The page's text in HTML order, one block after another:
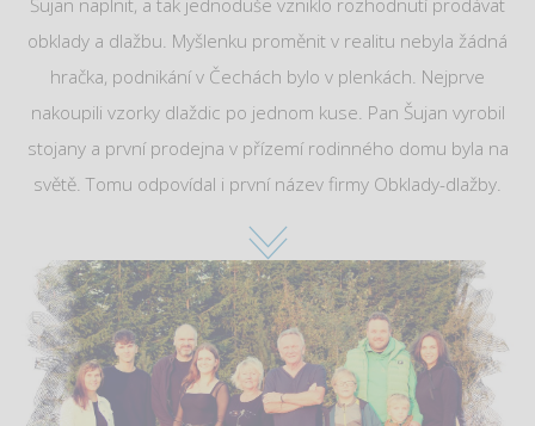
obklady a dlažbu. Myšlenku proměnit v realitu nebyla žádná
hračka, podnikání v Čechách bylo v plenkách. Nejprve
nakoupili vzorky dlaždic po jednom kuse. Pan Šujan vyrobil
stojany a první prodejna v přízemí rodinného domu byla na
světě. Tomu odpovídal i první název firmy Obklady-dlažby.
Během let se firma rozrostla, bylo nutné vybudovat větší
prodejnu, pak ještě větší… a tak jsme se třikrát stěhovali.
Dnes máme vzorkovnu 1000 m2 a z původních obkladů a
dlažeb je velké studio, kde pořídíte kompletní koupelnu,
kuchyň, interiérové dveře ale třeba i vinylovou podlahu. Vše